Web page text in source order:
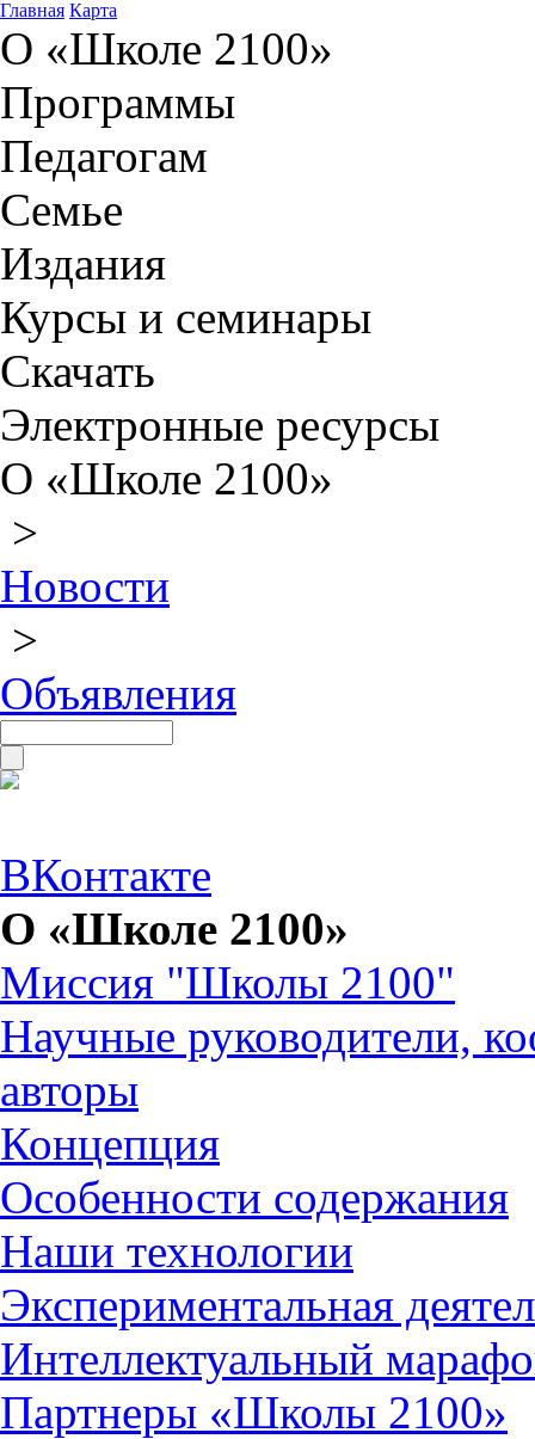
Главная Карта
О «Школе 2100»
Программы
Педагогам
Семье
Издания
Курсы и семинары
Скачать
Электронные ресурсы
О «Школе 2100»
>
Новости
>
Объявления
ВКонтакте
О «Школе 2100»
Миссия "Школы 2100"
Научные руководители,
авторы
Концепция
Особенности содержания
Наши технологии
Экспериментальная
Интеллектуальный
Партнеры «Школы 2100»